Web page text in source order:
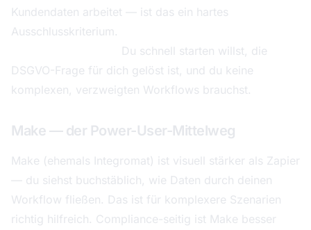
Kundendaten arbeitet — ist das ein hartes
Ausschlusskriterium.
Du schnell starten willst, die
DSGVO-Frage für dich gelöst ist, und du keine
komplexen, verzweigten Workflows brauchst.
Make — der Power-User-Mittelweg
Make (ehemals Integromat) ist visuell stärker als Zapier
— du siehst buchstäblich, wie Daten durch deinen
Workflow fließen. Das ist für komplexere Szenarien
richtig hilfreich. Compliance-seitig ist Make besser